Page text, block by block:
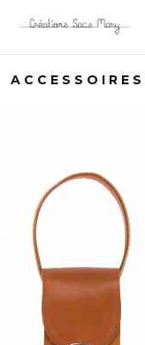
ACCESSOIRES